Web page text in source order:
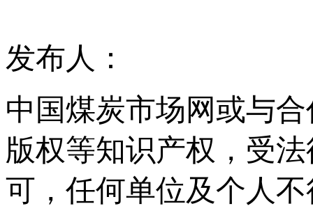
发布人：
中国煤炭市场网或与
版权等知识产权，受
可，任何单位及个人